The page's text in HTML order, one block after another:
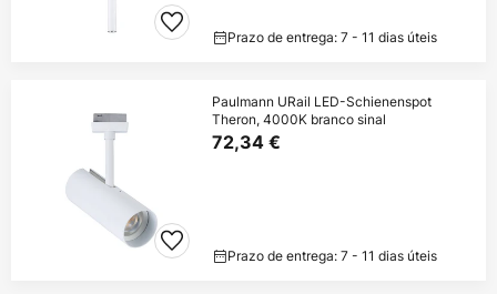
Prazo de entrega: 7 - 11 dias úteis
Paulmann URail LED-Schienenspot
Theron, 4000K branco sinal
72,34 €
Prazo de entrega: 7 - 11 dias úteis